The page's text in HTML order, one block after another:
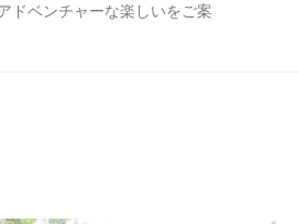
ドベンチャーな楽しいをご案